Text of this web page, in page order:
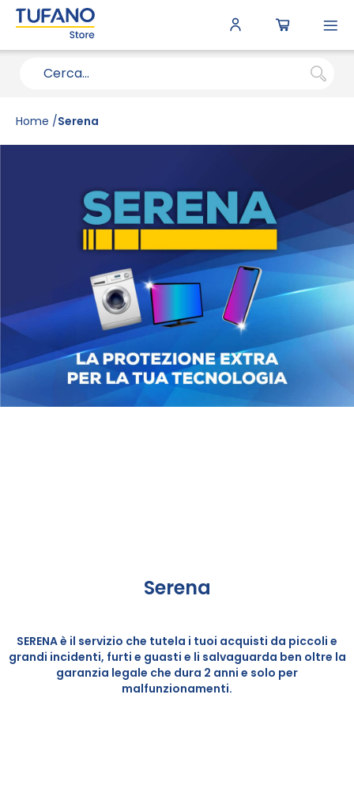
Home Serena
Serena
SERENA è il servizio che tutela i tuoi acquisti da piccoli e
grandi incidenti, furti e guasti e li salvaguarda ben oltre la
garanzia legale che dura 2 anni e solo per
malfunzionamenti.